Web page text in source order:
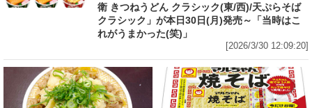
衛 きつねうどん クラシック(東/西)/天ぷらそば
クラシック」が本日30日(月)発売～「当時はこ
れがうまかった(笑)」
[2026/3/30 12:09:20]